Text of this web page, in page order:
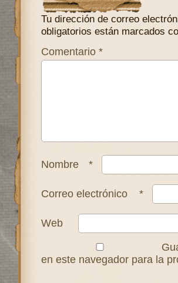
Tu dirección de correo
obligatorios están marcados
Comentario *
Nombre *
Correo electrónico *
Web
en este navegador para la